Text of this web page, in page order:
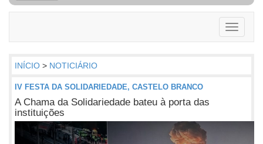
Toggle
INÍCIO > NOTICIÁRIO
IV FESTA DA SOLIDARIEDADE, CASTELO BRANCO
A Chama da Solidariedade bateu à porta das
instituições